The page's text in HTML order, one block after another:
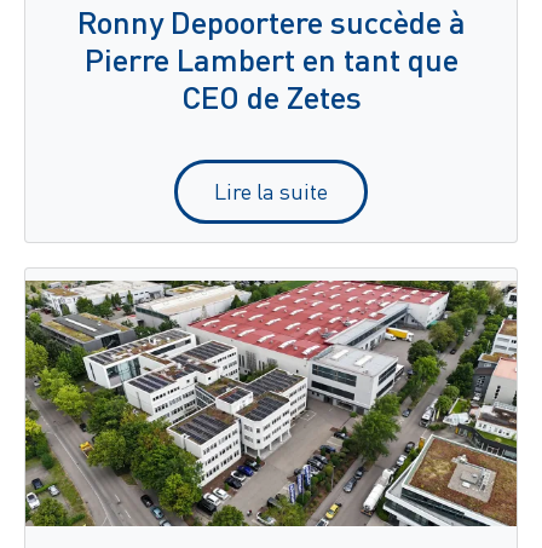
Ronny Depoortere succède à
Pierre Lambert en tant que
CEO de Zetes
Lire la suite